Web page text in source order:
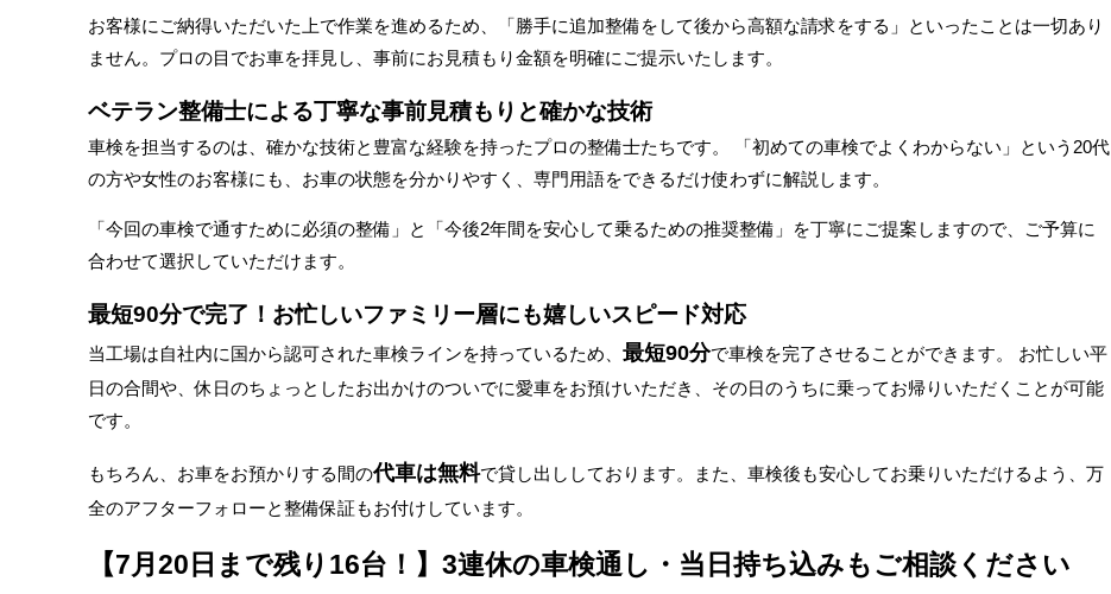
お客様にご納得いただいた上で作業を進めるため、「勝手に追加整備をして後から高額な請求をする」といったことは一切あり
ません。プロの目でお車を拝見し、事前にお見積もり金額を明確にご提示いたします。
ベテラン整備士による丁寧な事前見積もりと確かな技術
車検を担当するのは、確かな技術と豊富な経験を持ったプロの整備士たちです。 「初めての車検でよくわからない」という20代
の方や女性のお客様にも、お車の状態を分かりやすく、専門用語をできるだけ使わずに解説します。
「今回の車検で通すために必須の整備」と「今後2年間を安心して乗るための推奨整備」を丁寧にご提案しますので、ご予算に
合わせて選択していただけます。
最短90分で完了！お忙しいファミリー層にも嬉しいスピード対応
当工場は自社内に国から認可された車検ラインを持っているため、 最短90分で車検を完了させることができます。 お忙しい平
日の合間や、休日のちょっとしたお出かけのついでに愛車をお預けいただき、その日のうちに乗ってお帰りいただくことが可能
です。
もちろん、お車をお預かりする間の代車は無料で貸し出ししております。また、車検後も安心してお乗りいただけるよう、万
全のアフターフォローと整備保証もお付けしています。
【7月20日まで残り16台！】3連休の車検通し・当日持ち込みもご相談ください